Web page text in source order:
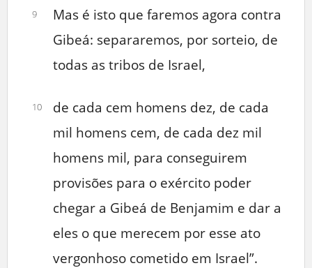
9
Mas é isto que faremos agora contra
Gibeá: separaremos, por sorteio, de
todas as tribos de Israel,
10
de cada cem homens dez, de cada
mil homens cem, de cada dez mil
homens mil, para conseguirem
provisões para o exército poder
chegar a Gibeá de Benjamim e dar a
eles o que merecem por esse ato
vergonhoso cometido em Israel”.